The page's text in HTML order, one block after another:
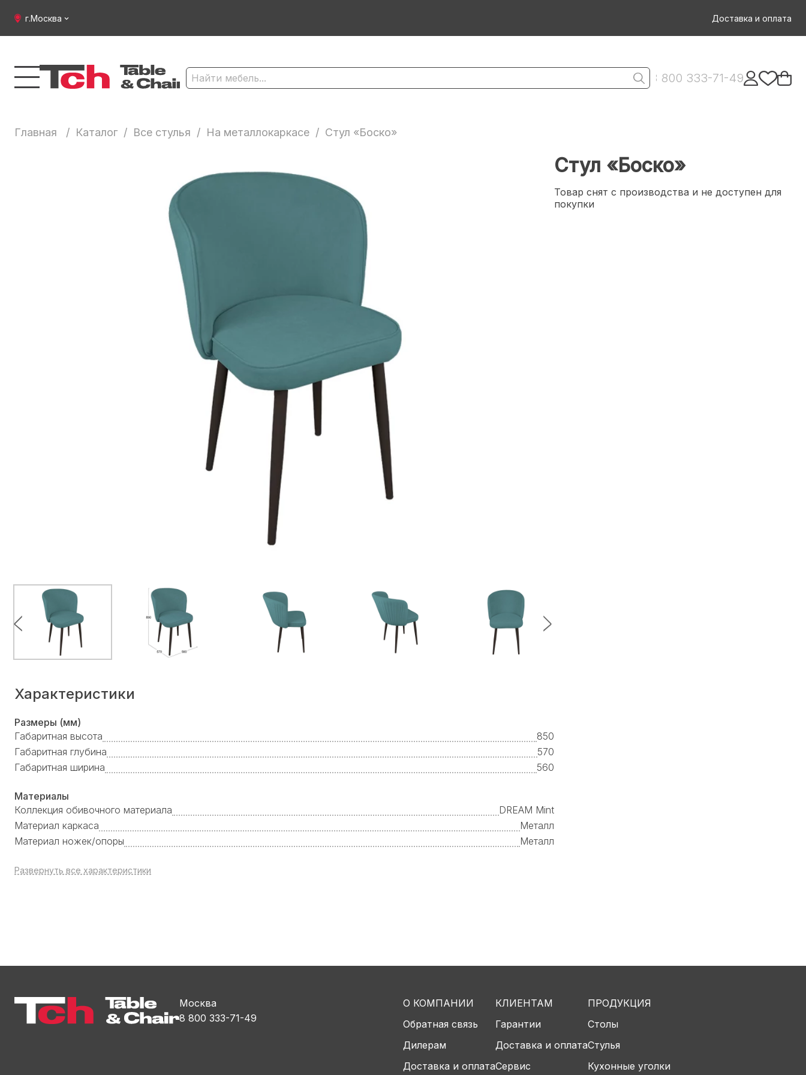
г.Москва Доставка и оплата
8 800 333-71-49
Главная / Каталог / Все стулья / На металлокаркасе / Стул «Боско»
Характеристики
Размеры (мм)
Габаритная высота
850
Габаритная глубина
570
Габаритная ширина
560
Материалы
Коллекция обивочного материала
DREAM Mint
Материал каркаса
Металл
Материал ножек/опоры
Металл
Развернуть все характеристики
Стул «Боско»
Товар снят с производства и не доступен для
покупки
Москва
8 800 333-71-49
О КОМПАНИИ
Обратная связь
Дилерам
Доставка и оплата
КЛИЕНТАМ
Гарантии
Доставка и оплата
Сервис
ПРОДУКЦИЯ
Столы
Стулья
Кухонные уголки